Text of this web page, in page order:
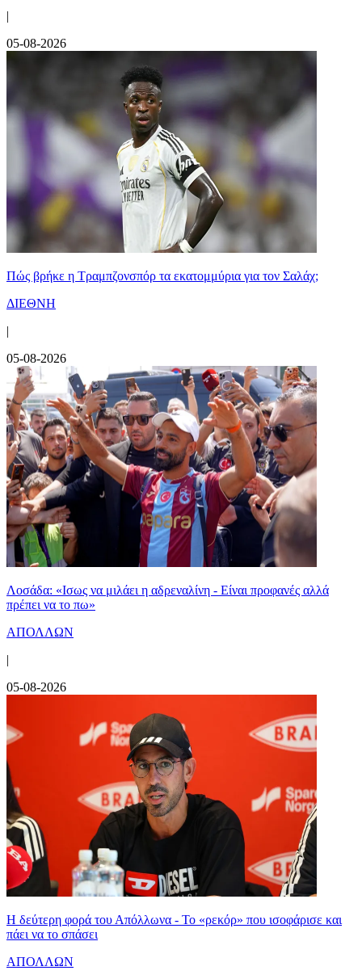
|
05-08-2026
Πώς βρήκε η Τραμπζονσπόρ τα εκατομμύρια για τον Σαλάχ;
ΔΙΕΘΝΗ
|
05-08-2026
Λοσάδα: «Ισως να μιλάει η αδρεναλίνη - Είναι προφανές αλλά
πρέπει να το πω»
ΑΠΟΛΛΩΝ
|
05-08-2026
Η δεύτερη φορά του Απόλλωνα - Το «ρεκόρ» που ισοφάρισε και
πάει να το σπάσει
ΑΠΟΛΛΩΝ